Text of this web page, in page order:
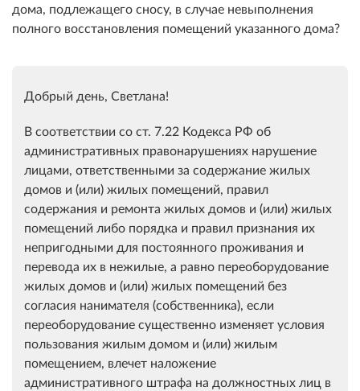
дома, подлежащего сносу, в случае невыполнения
полного восстановления помещений указанного дома?
Добрый день, Светлана!
В соответствии со ст. 7.22 Кодекса РФ об
административных правонарушениях нарушение
лицами, ответственными за содержание жилых
домов и (или) жилых помещений, правил
содержания и ремонта жилых домов и (или) жилых
помещений либо порядка и правил признания их
непригодными для постоянного проживания и
перевода их в нежилые, а равно переоборудование
жилых домов и (или) жилых помещений без
согласия нанимателя (собственника), если
переоборудование существенно изменяет условия
пользования жилым домом и (или) жилым
помещением, влечет наложение
административного штрафа на должностных лиц в